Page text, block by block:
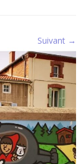
Suivant →